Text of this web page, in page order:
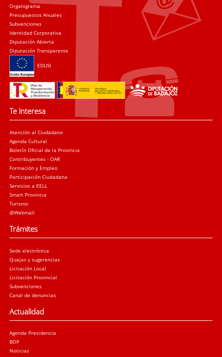
Organigrama
Presupuestos Anuales
Subvenciones
Identidad Corporativa
Diputación Abierta
Diputación Transparente
EDUSI
Te interesa
Atención al Ciudadano
Agenda Cultural
Boletín Oficial de la Provincia
Contribuyentes - OAR
Formación y Empleo
Participación Ciudadana
Servicios a EELL
Smart Provincia
Turismo
@Webmail
Trámites
Sede electrónica
Quejas y sugerencias
Licitación Local
Licitación Provincial
Subvenciones
Canal de denuncias
Actualidad
Agenda Presidencia
BOP
Noticias